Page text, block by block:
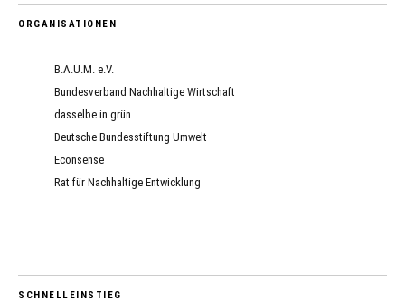
ORGANISATIONEN
B.A.U.M. e.V.
Bundesverband Nachhaltige Wirtschaft
dasselbe in grün
Deutsche Bundesstiftung Umwelt
Econsense
Rat für Nachhaltige Entwicklung
SCHNELLEINSTIEG